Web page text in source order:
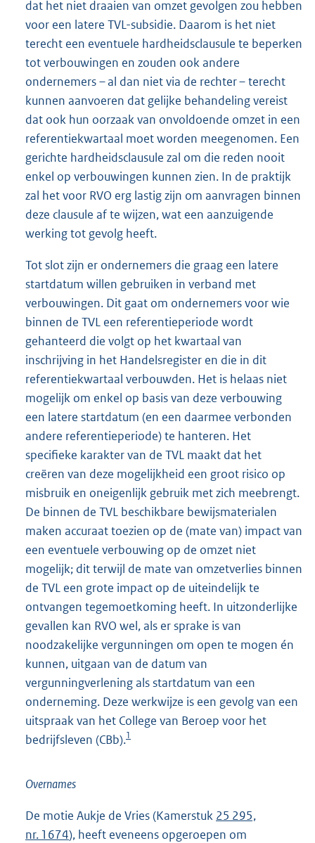
dat het niet draaien van omzet gevolgen zou hebben
voor een latere TVL-subsidie. Daarom is het niet
terecht een eventuele hardheidsclausule te beperken
tot verbouwingen en zouden ook andere
ondernemers – al dan niet via de rechter – terecht
kunnen aanvoeren dat gelijke behandeling vereist
dat ook hun oorzaak van onvoldoende omzet in een
referentiekwartaal moet worden meegenomen. Een
gerichte hardheidsclausule zal om die reden nooit
enkel op verbouwingen kunnen zien. In de praktijk
zal het voor RVO erg lastig zijn om aanvragen binnen
deze clausule af te wijzen, wat een aanzuigende
werking tot gevolg heeft.
Tot slot zijn er ondernemers die graag een latere
startdatum willen gebruiken in verband met
verbouwingen. Dit gaat om ondernemers voor wie
binnen de TVL een referentieperiode wordt
gehanteerd die volgt op het kwartaal van
inschrijving in het Handelsregister en die in dit
referentiekwartaal verbouwden. Het is helaas niet
mogelijk om enkel op basis van deze verbouwing
een latere startdatum (en een daarmee verbonden
andere referentieperiode) te hanteren. Het
specifieke karakter van de TVL maakt dat het
creëren van deze mogelijkheid een groot risico op
misbruik en oneigenlijk gebruik met zich meebrengt.
De binnen de TVL beschikbare bewijsmaterialen
maken accuraat toezien op de (mate van) impact van
een eventuele verbouwing op de omzet niet
mogelijk; dit terwijl de mate van omzetverlies binnen
de TVL een grote impact op de uiteindelijk te
ontvangen tegemoetkoming heeft. In uitzonderlijke
gevallen kan RVO wel, als er sprake is van
noodzakelijke vergunningen om open te mogen én
kunnen, uitgaan van de datum van
vergunningverlening als startdatum van een
onderneming. Deze werkwijze is een gevolg van een
uitspraak van het College van Beroep voor het
bedrijfsleven (CBb).1
Overnames
De motie Aukje de Vries (Kamerstuk 25 295,
nr. 1674), heeft eveneens opgeroepen om